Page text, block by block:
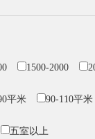
1500-2000
平米 90-110平米
五室以上